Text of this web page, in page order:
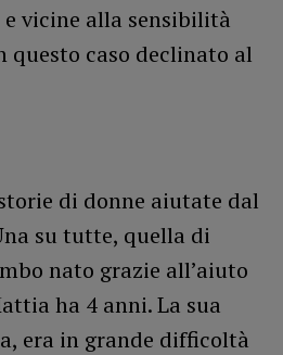
vicine alla sensibilità
caso declinato al
di donne aiutate dal
su tutte, quella di
nato grazie all’aiuto
ha 4 anni. La sua
era in grande difficoltà